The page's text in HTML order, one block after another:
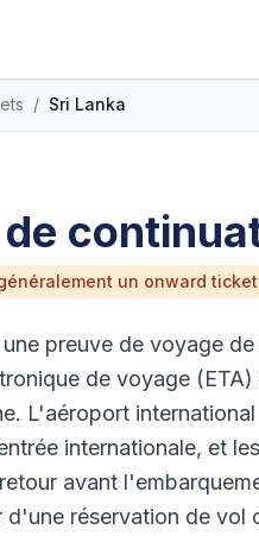
/ Sri Lanka
un onward ticket
preuve de voyage
de voyage
L'aéroport
internationale, et
avant
réservation de vol